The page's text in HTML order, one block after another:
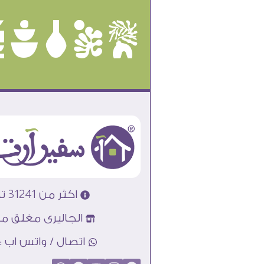
اكثر من 31241 تابلوه مودرن
الجاليرى مغلق
اتصال / واتس اب : 01158589856